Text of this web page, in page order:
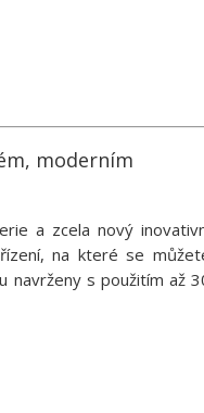
moderním
a zcela nový
na které se
navrženy s použitím až